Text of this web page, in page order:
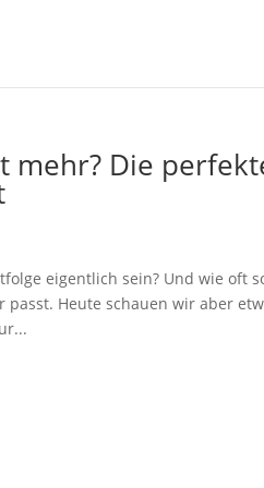
mehr? Die
eigentlich sein? Und wie oft
passt. Heute schauen wir aber